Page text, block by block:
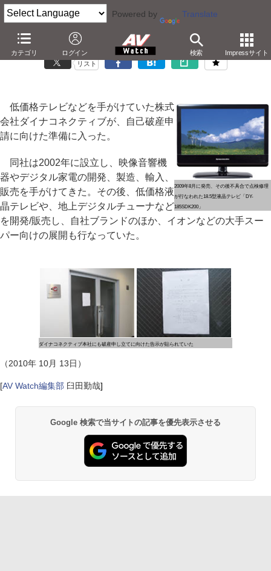
Powered by Translate
カテゴリ ログイン 検索 Impressサイト
低価格テレビのダイナコネクティブが自己破産へ
リスト
2009年8月に発売、その後不具合で点検修理
が行なわれた18.5型液晶テレビ「DY-
185SDK200」
低価格テレビなどを手がけていた株式
会社ダイナコネクティブが、自己破産申
請に向けた準備に入った。
同社は2002年に設立し、映像音響機
器やデジタル家電の開発、製造、輸入、
販売を手がけてきた。その後、低価格液
晶テレビや、地上デジタルチューナなど
を開発/販売し、自社ブランドのほか、イオンなどの大手スー
パー向けの展開も行なっていた。
ダイナコネクティブ本社にも破産申し立てに向けた告示が貼られていた
（2010年 10月 13日）
[AV Watch編集部 臼田勤哉]
Google 検索で当サイトの記事を優先表示させる